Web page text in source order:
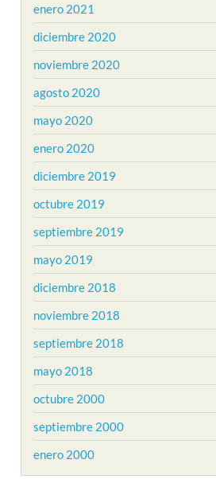
enero 2021
diciembre 2020
noviembre 2020
agosto 2020
mayo 2020
enero 2020
diciembre 2019
octubre 2019
septiembre 2019
mayo 2019
diciembre 2018
noviembre 2018
septiembre 2018
mayo 2018
octubre 2000
septiembre 2000
enero 2000